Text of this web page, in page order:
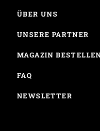
ÜBER UNS
UNSERE PARTNER
MAGAZIN
FAQ
NEWSLETTER